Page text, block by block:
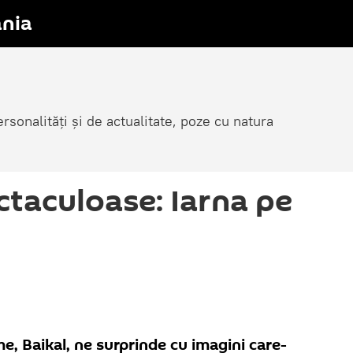
și de actualitate, poze cu natura
Iarna pe
Baikal, ne surprinde cu imagini care-